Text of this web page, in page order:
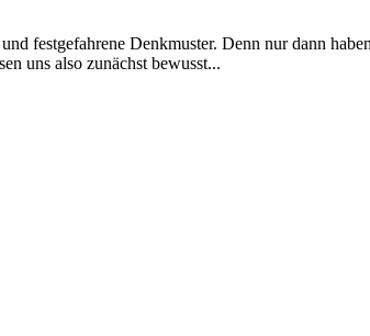
festgefahrene Denkmuster. Denn nur dann
uns also zunächst bewusst...